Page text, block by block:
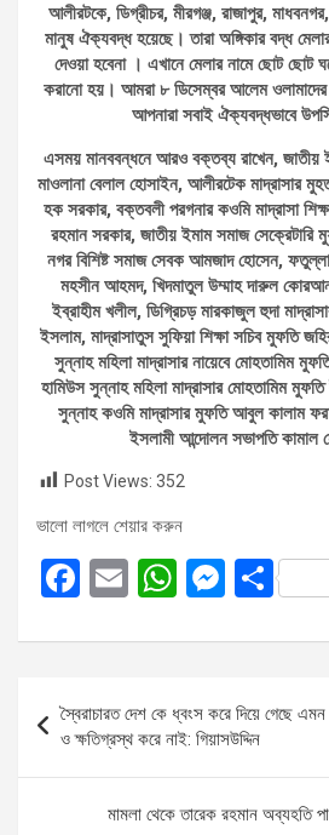
আলীরটকে, ডিগ্রীচর, মীরগঞ্জ, রাজাপুর,
মানুষ ঐক্যবদ্ধ হয়েছে। তারা অঙ্গিকার বদ্ধ
দেওয়া হবেনা । এখানে মেলার নামে ছোট ছোট
করানো হয়। আমরা ৮ ডিসেম্বর আলেম ওলামাদের
আপনারা সবাই ঐক্যবদ্ধভাবে
এসময় মানববন্ধনে আরও বক্তব্য রাখেন, জাতীয়
মাওলানা বেলাল হোসাইন, আলীরটেক মাদ্রাসার
হক সরকার, বক্তবলী পরগনার কওমি মাদ্রাসা
রহমান সরকার, জাতীয় ইমাম সমাজ
নগর বিশিষ্ট সমাজ সেবক আমজাদ হোসেন, ফতুল্লা
মহসীন আহমদ, খিদমাতুল উম্মাহ দারুল কোরআন
ইব্রাহীম খলীল, ডিগ্রিচড় মারকাজুল হুদা
ইসলাম, মাদ্রাসাতুস সুফিয়া শিক্ষা সচিব মুফতি
সুন্নাহ মহিলা মাদ্রাসার নায়েবে মোহতামিম
হামিউস সুন্নাহ মহিলা মাদ্রাসার মোহতামিম
সুন্নাহ কওমি মাদ্রাসার মুফতি আবুল কালাম
ইসলামী আন্দোলন সভাপতি কামাল
Post Views: 352
ভালো লাগলে শেয়ার করুন
F
ce
o
o
E
ail
W
at
A
p
p
M
se
n
g
er
S
ar
navigation
স্বৈরাচারত দেশ কে ধ্বংস করে দিয়ে গেছে
ও ক্ষতিগ্রস্থ করে নাই: গিয়াসউদ্দিন
মামলা থেকে তারেক রহমান অব্যহতি